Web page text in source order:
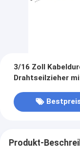
3/16 Zoll
Drahtseilzieher
Produkt-